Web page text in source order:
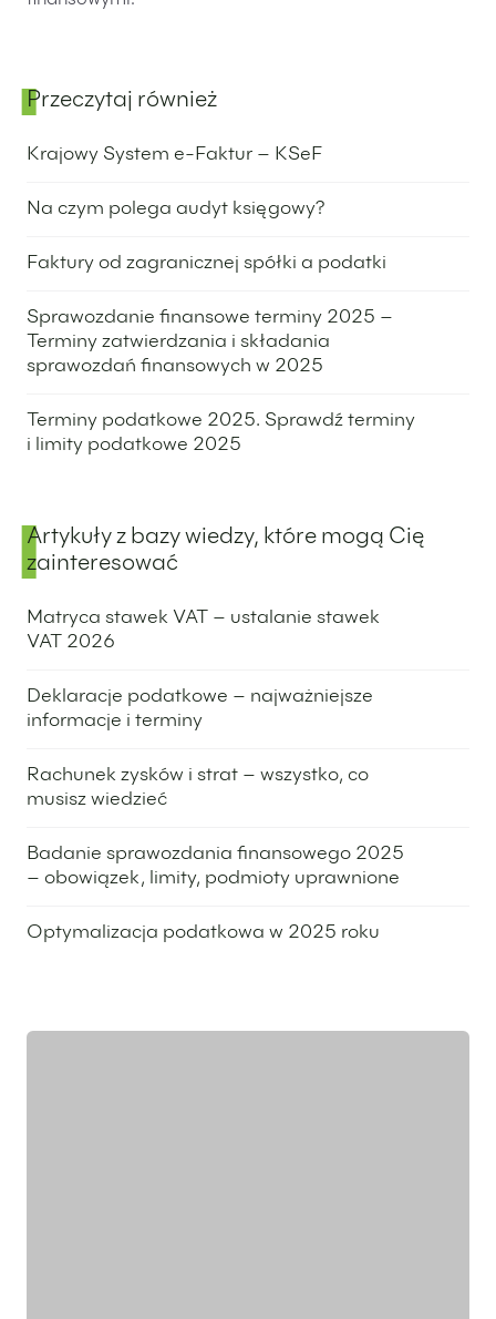
Panel boczny
Przeczytaj również
Krajowy System e-Faktur – KSeF
Na czym polega audyt księgowy?
Faktury od zagranicznej spółki a podatki
Sprawozdanie finansowe terminy 2025 –
Terminy zatwierdzania i składania
sprawozdań finansowych w 2025
Terminy podatkowe 2025. Sprawdź terminy
i limity podatkowe 2025
Artykuły z bazy wiedzy, które mogą Cię
zainteresować
Matryca stawek VAT – ustalanie stawek
VAT 2026
Deklaracje podatkowe – najważniejsze
informacje i terminy
Rachunek zysków i strat – wszystko, co
musisz wiedzieć
Badanie sprawozdania finansowego 2025
– obowiązek, limity, podmioty uprawnione
Optymalizacja podatkowa w 2025 roku